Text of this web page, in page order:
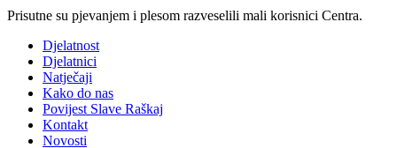
Prisutne su pjevanjem i plesom razveselili mali korisnici Centra.
Djelatnost
Djelatnici
Natječaji
Kako do nas
Povijest Slave Raškaj
Kontakt
Novosti